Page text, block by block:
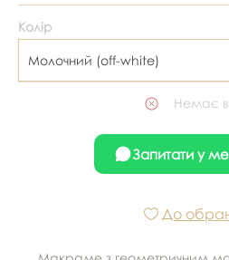
Колір
Молочний (off-white)
Немає в
Запитати у
До